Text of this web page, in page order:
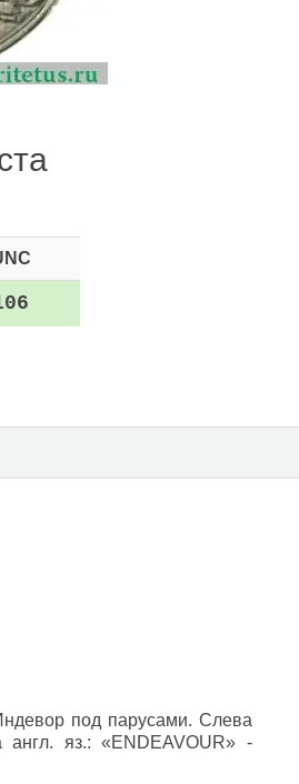
под парусами. Слева
яз.: «ENDEAVOUR» -